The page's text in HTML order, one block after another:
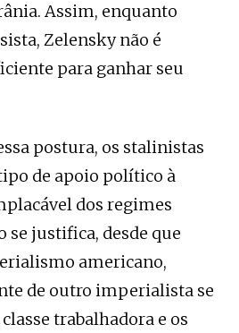
Assim, enquanto
Zelensky não é
para ganhar seu
postura, os stalinistas
de apoio político à
dos regimes
se justifica, desde que
americano,
de outro imperialista se
trabalhadora e os